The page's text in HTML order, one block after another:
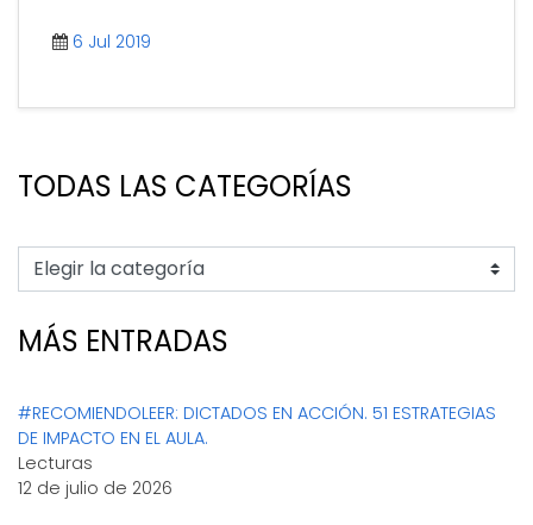
6 Jul 2019
TODAS LAS CATEGORÍAS
MÁS ENTRADAS
#RECOMIENDOLEER: DICTADOS EN ACCIÓN. 51 ESTRATEGIAS
DE IMPACTO EN EL AULA.
Lecturas
12 de julio de 2026